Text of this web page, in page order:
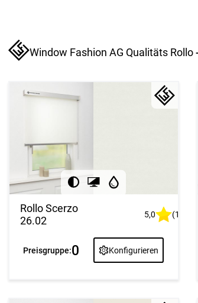
Window Fashion AG Qualitäts Rollo
Rollo Scerzo
26.02
5,0 (1)
Konfigurieren
Preisgruppe:0